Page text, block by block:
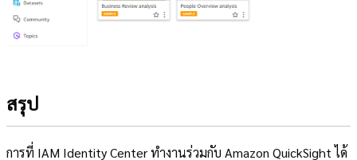
สรุป
การที่ IAM Identity Center ทำงานร่วมกับ Amazon QuickSight ได้